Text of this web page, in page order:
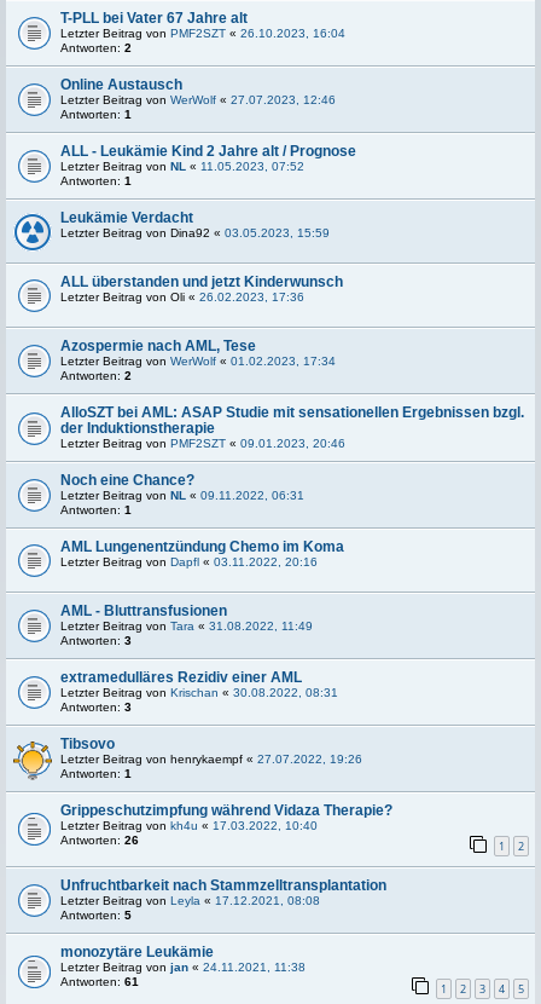
T-PLL bei Vater 67 Jahre alt
Letzter Beitrag von PMF2SZT « 26.10.2023, 16:04
Antworten: 2
Online Austausch
Letzter Beitrag von WerWolf « 27.07.2023, 12:46
Antworten: 1
ALL - Leukämie Kind 2 Jahre alt / Prognose
Letzter Beitrag von NL « 11.05.2023, 07:52
Antworten: 1
Leukämie Verdacht
Letzter Beitrag von Dina92 « 03.05.2023, 15:59
ALL überstanden und jetzt Kinderwunsch
Letzter Beitrag von Oli « 26.02.2023, 17:36
Azospermie nach AML, Tese
Letzter Beitrag von WerWolf « 01.02.2023, 17:34
Antworten: 2
AlloSZT bei AML: ASAP Studie mit sensationellen Ergebnissen bzgl.
der Induktionstherapie
Letzter Beitrag von PMF2SZT « 09.01.2023, 20:46
Noch eine Chance?
Letzter Beitrag von NL « 09.11.2022, 06:31
Antworten: 1
AML Lungenentzündung Chemo im Koma
Letzter Beitrag von Dapfl « 03.11.2022, 20:16
AML - Bluttransfusionen
Letzter Beitrag von Tara « 31.08.2022, 11:49
Antworten: 3
extramedulläres Rezidiv einer AML
Letzter Beitrag von Krischan « 30.08.2022, 08:31
Antworten: 3
Tibsovo
Letzter Beitrag von henrykaempf « 27.07.2022, 19:26
Antworten: 1
Grippeschutzimpfung während Vidaza Therapie?
Letzter Beitrag von kh4u « 17.03.2022, 10:40
Antworten: 26 1 2
Unfruchtbarkeit nach Stammzelltransplantation
Letzter Beitrag von Leyla « 17.12.2021, 08:08
Antworten: 5
monozytäre Leukämie
Letzter Beitrag von jan « 24.11.2021, 11:38
Antworten: 61 1 2 3 4 5